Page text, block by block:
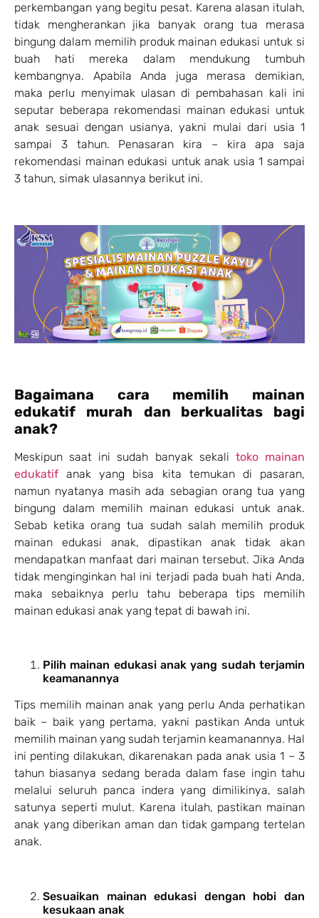
perkembangan yang begitu pesat. Karena alasan itulah,
tidak mengherankan jika banyak orang tua merasa
bingung dalam memilih produk mainan edukasi untuk si
buah hati mereka dalam mendukung tumbuh
kembangnya. Apabila Anda juga merasa demikian,
maka perlu menyimak ulasan di pembahasan kali ini
seputar beberapa rekomendasi mainan edukasi untuk
anak sesuai dengan usianya, yakni mulai dari usia 1
sampai 3 tahun. Penasaran kira – kira apa saja
rekomendasi mainan edukasi untuk anak usia 1 sampai
3 tahun, simak ulasannya berikut ini.
Bagaimana cara memilih mainan
edukatif murah
dan berkualitas bagi
anak?
Meskipun saat ini sudah banyak sekali toko mainan
edukatif anak yang bisa kita temukan di pasaran,
namun nyatanya masih ada sebagian orang tua yang
bingung dalam memilih mainan edukasi untuk anak.
Sebab ketika orang tua sudah salah memilih produk
mainan edukasi anak, dipastikan anak tidak akan
mendapatkan manfaat dari mainan tersebut. Jika Anda
tidak menginginkan hal ini terjadi pada buah hati Anda,
maka sebaiknya perlu tahu beberapa tips memilih
mainan edukasi anak yang tepat di bawah ini.
Pilih mainan edukasi anak yang sudah terjamin
keamanannya
Tips memilih mainan anak yang perlu Anda perhatikan
baik – baik yang pertama, yakni pastikan Anda untuk
memilih mainan yang sudah terjamin keamanannya. Hal
ini penting dilakukan, dikarenakan pada anak usia 1 – 3
tahun biasanya sedang berada dalam fase ingin tahu
melalui seluruh panca indera yang dimilikinya, salah
satunya seperti mulut. Karena itulah, pastikan mainan
anak yang diberikan aman dan tidak gampang tertelan
anak.
Sesuaikan mainan edukasi dengan hobi dan
kesukaan anak